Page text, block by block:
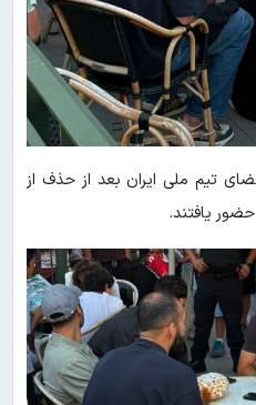
تیم ملی ایران بعد از حذف از